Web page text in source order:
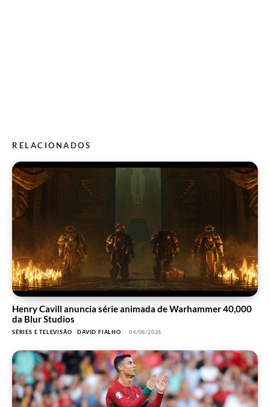
RELACIONADOS
Henry Cavill anuncia série animada de Warhammer 40,000
da Blur Studios
SÉRIES E TELEVISÃO DAVID FIALHO - 04/08/2026